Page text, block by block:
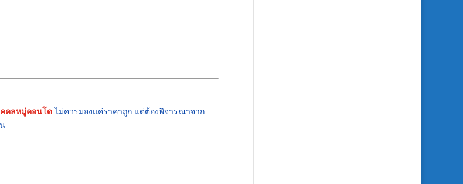
คลหมู่คอนโดไม่ควรมองแค่ราคาถูก แต่ต้องพิจารณาจาก